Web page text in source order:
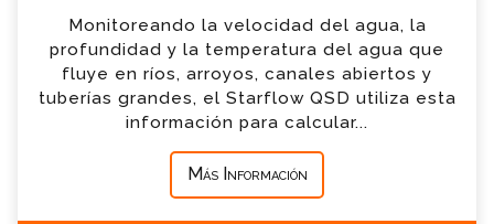
Monitoreando la velocidad del agua, la
profundidad y la temperatura del agua que
fluye en ríos, arroyos, canales abiertos y
tuberías grandes, el Starflow QSD utiliza esta
información para calcular...
Más Información
Empresa
*
Mensaje
*